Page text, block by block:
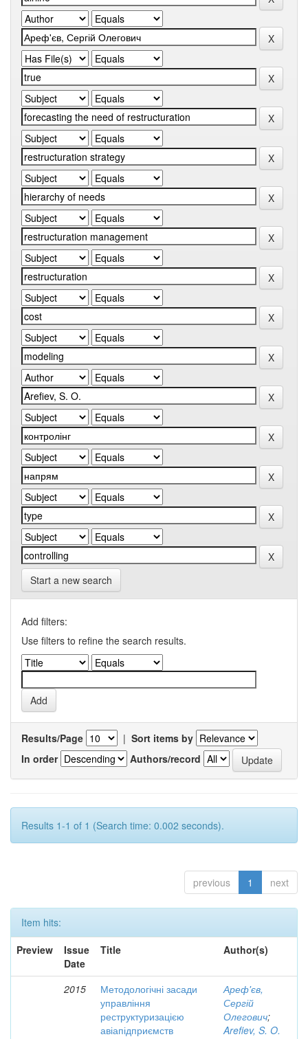
Start a new search
Add filters:
Use filters to refine the search results.
Results/Page | Sort items by
In order
Authors/record
Results 1-1 of 1 (Search time: 0.002 seconds).
previous 1 next
Item hits:
Preview
Issue
Date
Title Author(s)
2015
Методологічні засади
управління
реструктуризацією
авіапідприємств
Ареф'єв,
Сергій
Олегович;
Arefiev, S. O.